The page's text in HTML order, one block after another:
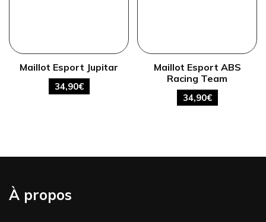
Maillot Esport Jupitar
34,90€
Maillot Esport ABS
Racing Team
34,90€
À propos